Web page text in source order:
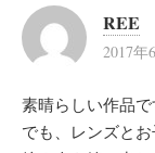
REE
2017年
素晴らしい作品で
でも、レンズと